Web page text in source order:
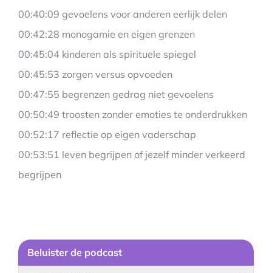
00:40:09 gevoelens voor anderen eerlijk delen
00:42:28 monogamie en eigen grenzen
00:45:04 kinderen als spirituele spiegel
00:45:53 zorgen versus opvoeden
00:47:55 begrenzen gedrag niet gevoelens
00:50:49 troosten zonder emoties te onderdrukken
00:52:17 reflectie op eigen vaderschap
00:53:51 leven begrijpen of jezelf minder verkeerd
begrijpen
Beluister de podcast